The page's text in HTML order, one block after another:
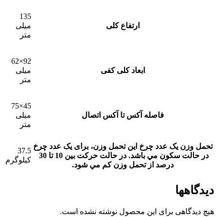
ارتفاع کلی
135
میلی
متر
ابعاد کلی کفی
92×62
میلی
متر
فاصله آکس تا آکس اتصال
45×75
میلی
متر
تحمل وزن یک عدد چرخ این تحمل وزن، برای يک عدد چرخ
درصد از تحمل وزن کم مي شود.
37.5
کیلوگرم
دیدگاهها
هیچ دیدگاهی برای این محصول نوشته نشده است.